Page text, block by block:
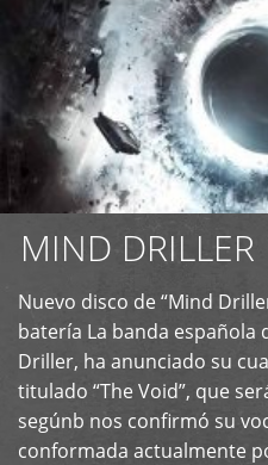
MIND DRILLER
Nuevo disco de “Mind
batería La banda
Driller, ha anunciado su
titulado “The Void”, que
segúnb nos confirmó su
conformada actualmente